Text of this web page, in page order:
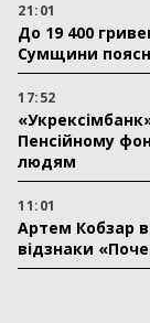
21:01
До 19 400
Сумщини
17:52
Пенсійному
людям
11:01
Артем Кобзар
відзнаки